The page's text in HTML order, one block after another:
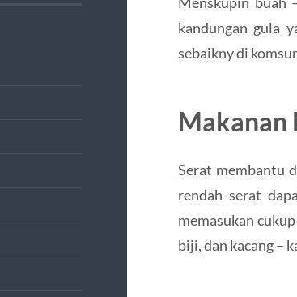
kandungan gula
sebaikny di
Makanan
Serat membantu
rendah serat
memasukan
biji, dan kacang –